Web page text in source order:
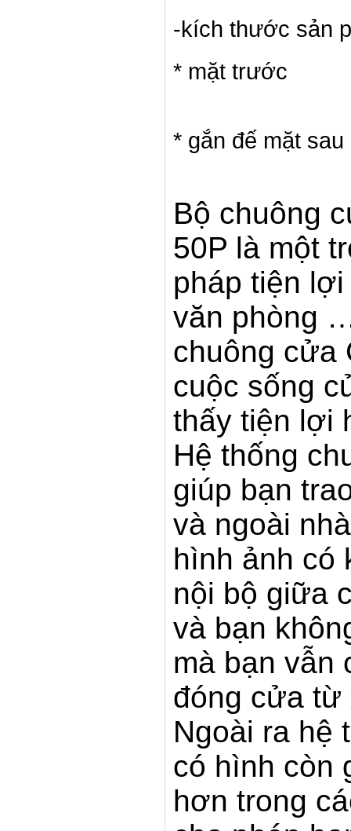
-kích thước sản
* mặt trước
* gắn đế mặt sau
Bộ chuông
50P là một
pháp tiện
văn phòng
chuông cửa
cuộc sống
thấy tiện lợi
Hệ thống
giúp bạn
và ngoài
hình ảnh có
nội bộ giữa
và bạn
mà bạn vẫn
đóng cửa từ
Ngoài ra hệ
có hình còn
hơn trong